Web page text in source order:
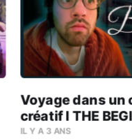
Voyage dans un
créatif l THE
GUIDE - Let’s
IL Y A 3 ANS